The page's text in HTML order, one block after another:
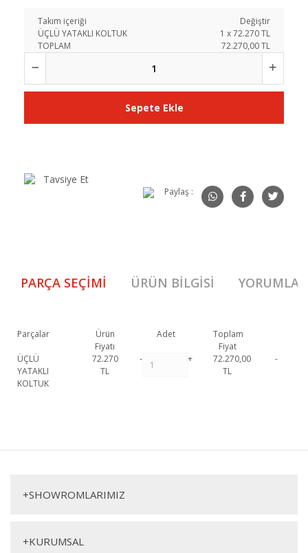
Takım içeriği
Değiştir
ÜÇLÜ YATAKLI KOLTUK
1 x72.270TL
TOPLAM
72.270,00 TL
Sepete Ekle
Tavsiye Et
Paylaş :
PARÇA SEÇIMI ÜRÜN BILGISI YORUMLAR
Parçalar
Ürün
Fiyatı
Adet
Toplam
Fiyat
ÜÇLÜ
YATAKLI
KOLTUK
72.270
TL
- +
72.270,00
TL
-
Lois Üçlü Koltuk 2
+SHOWROMLARIMIZ
+KURUMSAL